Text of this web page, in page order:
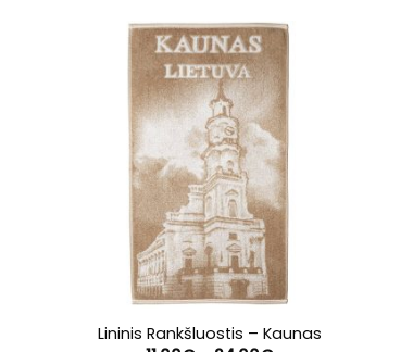
Lininis Rankšluostis – Kaunas